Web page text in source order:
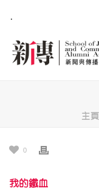
主頁
0
我的鐵血
.